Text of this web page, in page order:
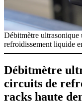
Débitmètre
refroidissement liquide
Débitmètre
circuits de
racks haute